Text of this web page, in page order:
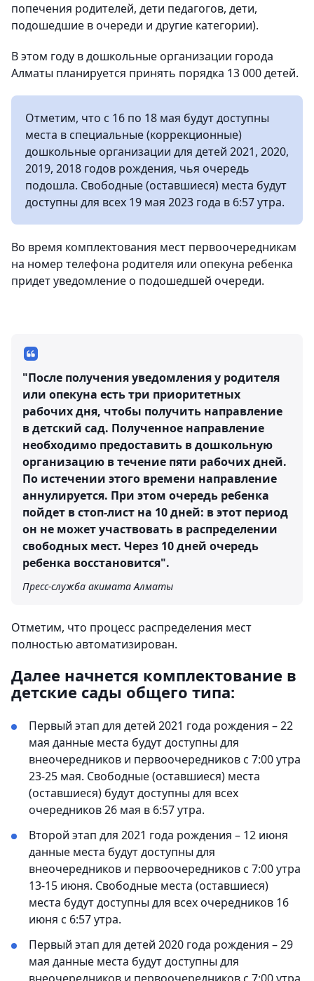
попечения родителей, дети педагогов, дети,
подошедшие в очереди и другие категории).
В этом году в дошкольные организации города
Алматы планируется принять порядка 13 000 детей.
Отметим, что с 16 по 18 мая будут доступны
места в специальные (коррекционные)
дошкольные организации для детей 2021, 2020,
2019, 2018 годов рождения, чья очередь
подошла. Свободные (оставшиеся) места будут
доступны для всех 19 мая 2023 года в 6:57 утра.
Во время комплектования мест первоочередникам
на номер телефона родителя или опекуна ребенка
придет уведомление о подошедшей очереди.
"После получения уведомления у родителя
или опекуна есть три приоритетных
рабочих дня, чтобы получить направление
в детский сад. Полученное направление
необходимо предоставить в дошкольную
организацию в течение пяти рабочих дней.
По истечении этого времени направление
аннулируется. При этом очередь ребенка
пойдет в стоп-лист на 10 дней: в этот период
он не может участвовать в распределении
свободных мест. Через 10 дней очередь
ребенка восстановится".
Пресс-служба акимата Алматы
Отметим, что процесс распределения мест
полностью автоматизирован.
Далее начнется комплектование в
детские сады общего типа:
Первый этап для детей 2021 года рождения – 22
мая данные места будут доступны для
внеочередников и первоочередников с 7:00 утра
23-25 мая. Свободные (оставшиеся) места
(оставшиеся) будут доступны для всех
очередников 26 мая в 6:57 утра.
Второй этап для 2021 года рождения – 12 июня
данные места будут доступны для
внеочередников и первоочередников с 7:00 утра
13-15 июня. Свободные места (оставшиеся)
места будут доступны для всех очередников 16
июня с 6:57 утра.
Первый этап для детей 2020 года рождения – 29
мая данные места будут доступны для